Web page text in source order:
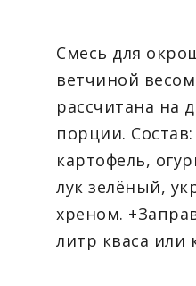
Смесь для
ветчиной
рассчитана на
порции.
картофель,
лук зелёный,
хреном.
литр кваса или